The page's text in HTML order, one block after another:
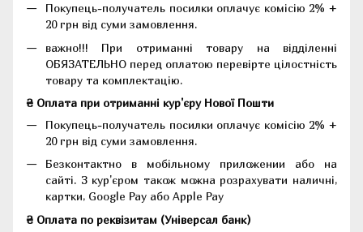
Покупець-получатель посилки оплачує комісію 2% +
20 грн від суми замовлення.
важно!!! При отриманні товару на відділенні
ОБЯЗАТЕЛЬНО перед оплатою перевірте цілостність
товару та комплектацію.
₴ Оплата при отриманні кур'єру Нової Пошти
Покупець-получатель посилки оплачує комісію 2% +
20 грн від суми замовлення.
Безконтактно в мобільному приложении або на
сайті. З кур'єром також можна розрахувати наличні,
картки, Google Pay або Apple Pay
₴ Оплата по реквізитам (Універсал банк)